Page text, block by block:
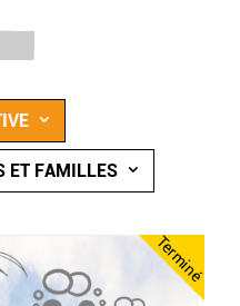
ET FAMILLES
Terminé